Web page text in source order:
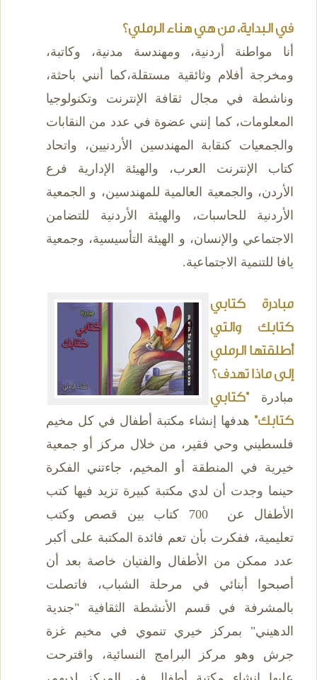
في البداية، من هي هناء الرملي؟
أنا مواطنة أردنية، ومهندسة مدنية، وكاتبة،
ومخرجة أفلام وثائقية مستقلة،كما أنني باحثة،
وناشطة في مجال ثقافة الإنترنت وتكنولوجيا
المعلومات، كما إنني عضوة في عدد من النقابات
والجمعيات كنقابة المهندسين الأردنيين، واتحاد
كتاب الإنترنت العرب، والهيئة الإدارية فرع
الأردن، والجمعية العالمية للمهندسين، و الجمعية
الأردنية للحاسبات، والهيئة الأردنية للتضامن
الاجتماعي والإنسان، و الهيئة التأسيسية، وجمعية
يافا للتنمية الاجتماعية.
مبادرة كتابي
كتابك والتي
أطلقتها الرملي
إلى ماذا تهدف؟
مبادرة"كتابي
كتابك" هدفها إنشاء مكتبة أطفال في كل مخيم
فلسطيني وحي فقير، من خلال مركز أو جمعية
خيرية في المنطقة أو المخيم، جاءتني الفكرة
حينما وجدت أن لدي مكتبة كبيرة تزيد فيها كتب
الأطفال عن 700 كتاب بين قصص وكتب
تعليمية، ففكرت بأن تعم فائدة المكتبة على أكبر
عدد ممكن من الأطفال والفتيان خاصة بعد أن
أصبحوا أبنائي في مرحلة الشباب، فاتصلت
بالمشرفة في قسم الأنشطة الثقافية "جندية
الدهيني" بمركز خيري تنموي في مخيم غزة
جرش وهو مركز البرامج النسائية، واقترحت